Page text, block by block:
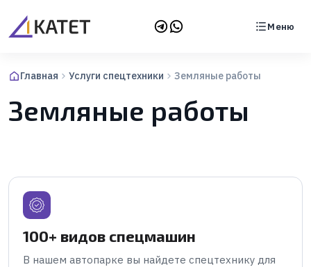
Меню
Главная Услуги спецтехники Земляные работы
Земляные работы
100+ видов спецмашин
В нашем автопарке вы найдете спецтехнику для